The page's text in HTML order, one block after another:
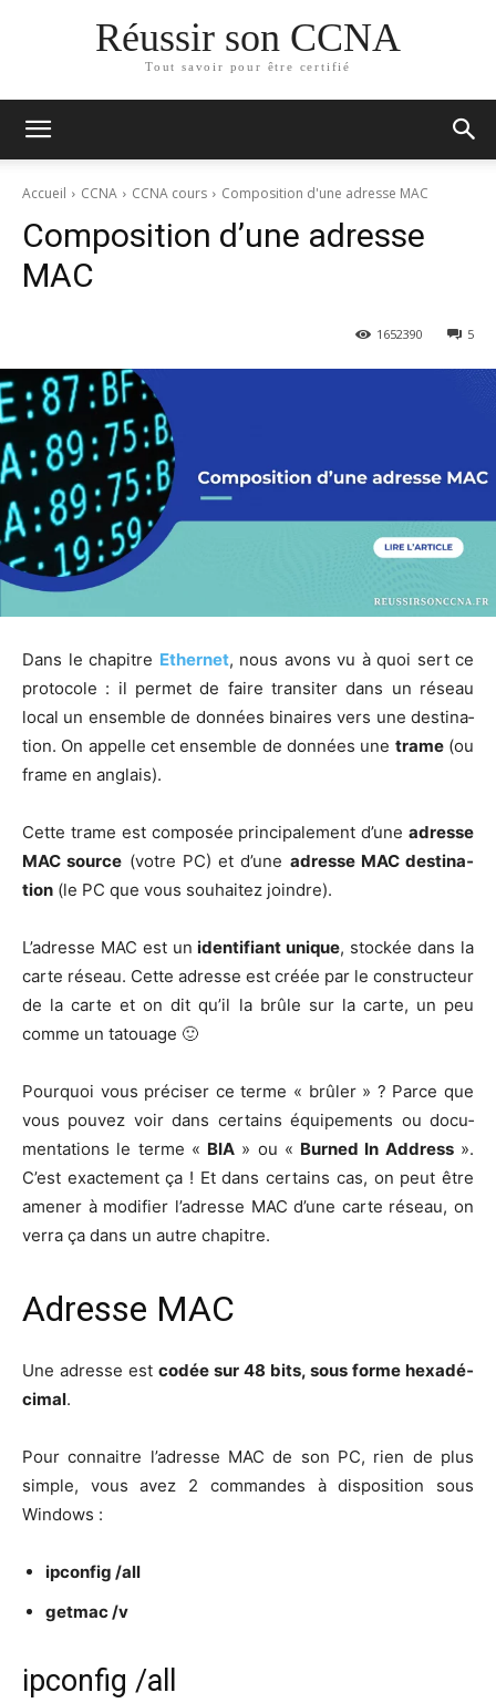
Réussir son CCNA
Tout savoir pour être certifié
Accueil CCNA CCNA cours Composition d'une adresse MAC
Composition d’une adresse
MAC
5
1652390
Dans le cha­pitre Ether­net, nous avons vu à quoi sert ce
pro­to­cole : il per­met de faire tran­si­ter dans un réseau
local un ensemble de don­nées binaires vers une des­ti­na­
tion. On appelle cet ensemble de don­nées une trame(ou
frame en anglais).
Cette trame est com­po­sée prin­ci­pa­le­ment d’une adresse
MAC source (votre PC) et d’une adresse MAC des­ti­na­
tion (le PC que vous sou­hai­tez joindre).
L’a­dresse MAC est un iden­ti­fiant unique, sto­ckée dans la
carte réseau. Cette adresse est créée par le construc­teur
de la carte et on dit qu’il la brûle sur la carte, un peu
comme un tatouage 🙂
Pour­quoi vous pré­ci­ser ce terme « brû­ler » ? Parce que
vous pou­vez voir dans cer­tains équi­pe­ments ou docu­
men­ta­tions le terme « BIA » ou « Bur­ned In Address».
C’est exac­te­ment ça ! Et dans cer­tains cas, on peut être
ame­ner à modi­fier l’a­dresse MAC d’une carte réseau, on
ver­ra ça dans un autre chapitre.
Adresse MAC
Une adresse est codée sur 48 bits, sous forme hexa­dé­
ci­mal.
Pour connaitre l’a­dresse MAC de son PC, rien de plus
simple, vous avez 2 com­mandes à dis­po­si­tion sous
Windows :
ipcon­fig /all
get­mac /v
ipconfig /all